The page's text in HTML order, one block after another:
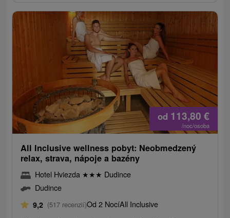
od 113,80 €
/noc/osoba
All Inclusive wellness pobyt: Neobmedzený
relax, strava, nápoje a bazény
Hotel Hviezda ★★★ Dudince
Dudince
9,2 (517 recenzií)Od 2 NocíAll Inclusive